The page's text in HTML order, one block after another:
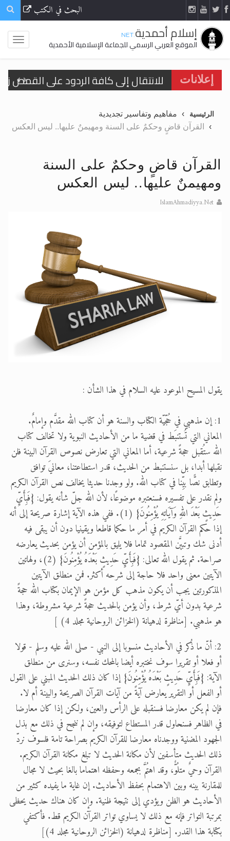
البحث في الكتب
إسلام أحمدية.NET
الموقع العربي الرسمي للجماعة الإسلامية الأحمدية
إعلانات
اقرأ هذا المقال في أهمية عيد
اقرأ هذا المقال في أهمية عيد
الحجّ.. دلالات، حِكم، وأهداف >> المزيد
تعميم هامّ لأفراد الجماعة >> المزيد
تعميم هامّ لأفراد الجماعة >> المزيد
الرئيسية
مفاهيم وتفاسير تجديدية
القرآن قاضٍ وحكمٌ على السنة ومهيمنٌ عليها.. ليس العكس
القرآن قاضٍ وحكمٌ على السنة
ومهيمنٌ عليها.. ليس العكس
IslamAhmadiyya.Net
يقول المسيح الموعود عليه السلام في هذا الشأن :
1: إن مذهبي في حُجّيّة الكتاب والسنة هو أن كتاب الله مقدَّم وإمامٌ.
المعاني التي تُستنبَط في قضية ما من الأحاديث النبوية ولا تخالف كتاب
الله ستُقبل حجةً شرعية، أما المعاني التي تعارض نصوص القرآن البينة فلن
نقبلها أبدا، بل سنستنبط من الحديث، قدر استطاعتنا، معانيَ توافق
وتطابق نصًّا بيِّنا في كتاب الله. ولو وجدنا حديثا يخالف نص القرآن الكريم
ولم نقدر على تفسيره فسنعتبره موضوعًا، لأن الله جلّ شأنه يقول: {فَبِأَيِّ
حَدِيثٍ بَعْدَ اللهِ وَآيَاتِهِ يُؤْمِنُونَ} (1). ففي هذه الآية إشارة صريحة إلى أنه
إذا حكم القرآن الكريم في أمر ما حكما قاطعا ويقينيا دون أن يبقى فيه
أدنى شك وتبيَّن المقصود تماما فلا يليق بالمؤمن أن يؤمن بحديث يعارضه
صراحة. ثم يقول الله تعالى: {فَبِأَيِّ حَدِيثٍ بَعْدَهُ يُؤْمِنُونَ} (2)، ولهاتين
الآيتين معنى واحد فلا حاجة إلى شرحه أكثر. فمن منطلق الآيتين
المذكورتين يجب أن يكون مذهب كل مؤمن هو الإيمان بكتاب الله حجةً
شرعية بدون أيّ شرط، وأن يؤمن بالحديث حجةً شرعية مشروطة، وهذا
هو مذهبي. [مناظرة لدهيانة (الخزائن الروحانية مجلد 4) ]
2: أنّ ما ذُكر في الأحاديث منسوبا إلى النبي - صلى الله عليه وسلم - قولا
أو فعلا أو تقريرا سوف نختبره أيضا بالمحك نفسه، وسنرى من منطلق
الآية: {فَبِأَيِّ حَدِيثٍ بَعْدَهُ يُؤْمِنُونَ} إذا كان ذلك الحديث المبني على القول
أو الفعل أو التقرير يعارض آيةً من آيات القرآن الصريحة والبينة أم لا.
فإن لم يكن معارضا فسنقبله على الرأس والعين، ولكن إذا كان معارضا
في الظاهر فسنحاول قدر المستطاع لتوفيقه، وإن لم ننجح في ذلك مع بذل
الجهود المضنية ووجدناه معارضا للقرآن الكريم بصراحة تامة فلسوف نردّ
ذلك الحديث متأسفين لأن مكانة الحديث لا تبلغ مكانة القرآن الكريم.
القرآن وحيٌ متلُوٌّ، وقد اهتُمَّ بجمعه وحفظه اهتماما بالغا بحيث لا مجال
للمقارنة بينه وبين الاهتمام بحفظ الأحاديث. إن غاية ما يفيده كثير من
الأحاديث هو الظن ويؤدي إلى نتيجة ظنية. وإن كان هناك حديث يحظى
بمرتبة التواتر فإنه مع ذلك لا يساوي تواتر القرآن الكريم قط. فأكتفي
بكتابة هذا القدر. [مناظرة لدهيانة (الخزائن الروحانية مجلد 4)]